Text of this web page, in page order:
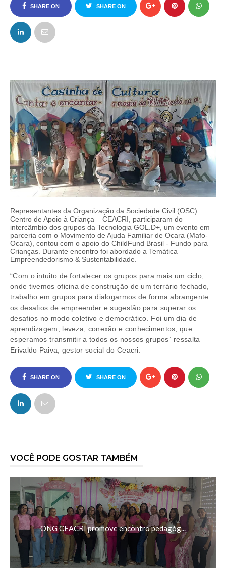
SHARE ON
FACEBOOK
SHARE ON
Representantes da Organização da Sociedade Civil (OSC)
Centro de Apoio à Criança – CEACRI, participaram do
intercâmbio dos grupos da Tecnologia GOL.D+, um evento em
parceria com o Movimento de Ajuda Familiar de Ocara (Mafo-
Ocara), contou com o apoio do ChildFund Brasil - Fundo para
Crianças. Durante encontro foi abordado a Temática
Empreendedorismo & Sustentabilidade.
“Com o intuito de fortalecer os grupos para mais um ciclo,
onde tivemos oficina de construção de um terrário fechado,
trabalho em grupos para dialogarmos de forma abrangente
os desafios de empreender e sugestão para superar os
desafios no modo coletivo e democrático. Foi um dia de
aprendizagem, leveza, conexão e conhecimentos, que
esperamos transmitir a todos os nossos grupos” ressalta
Erivaldo Paiva, gestor social do Ceacri.
SHARE ON
FACEBOOK
SHARE ON
VOCÊ PODE GOSTAR TAMBÉM
ONG CEACRI promove encontro pedagóg...